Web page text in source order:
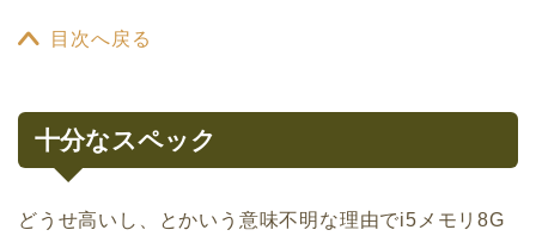
目次へ戻る
十分なスペック
どうせ高いし、とかいう意味不明な理由でi5メモリ8G